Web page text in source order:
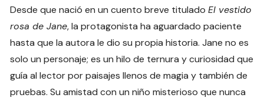
Desde que nació en un cuento breve tituladoEl vestido
rosa de Jane, la protagonista ha aguardado paciente
hasta que la autora le dio su propia historia. Jane no es
solo un personaje; es un hilo de ternura y curiosidad que
guía al lector por paisajes llenos de magia y también de
pruebas. Su amistad con un niño misterioso que nunca